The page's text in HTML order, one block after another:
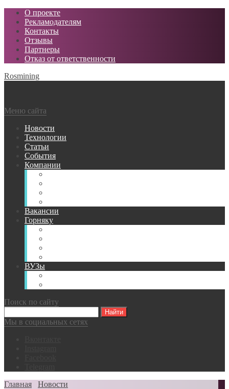
О проекте
Рекламодателям
Контакты
Отзывы
Партнеры
Отказ от ответственности
Rosmining
Меню сайта
Новости
Технологии
Статьи
События
Компании
Вакансии
Горняку
ВУЗы
Поиск по сайту
Мы в социальных сетях
Главная
Новости